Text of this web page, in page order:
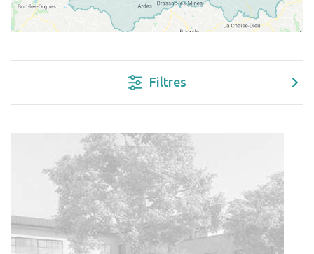
Filtres